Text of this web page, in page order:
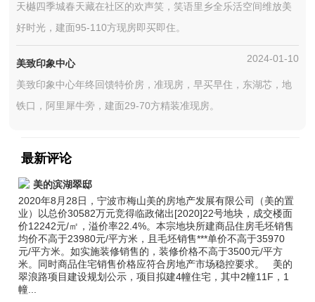
天樾四季城春天藏在社区的欢声笑，笑语里乡全乐活空间维放美
好时光，建面95-110方现房即买即住。
美致印象中心 2024-01-10
美致印象中心年终回馈特价房，准现房，早买早住，东湖芯，地
铁口，阿里犀牛旁，建面29-70方精装准现房。
最新评论
美的滨湖翠邸
2020年8月28日，宁波市梅山美的房地产发展有限公司（美的置
业）以总价30582万元竞得临政储出[2020]22号地块，成交楼面
价12242元/㎡，溢价率22.4%。本宗地块所建商品住房毛坯销售
均价不高于23980元/平方米，且毛坯销售***单价不高于35970
元/平方米。如实施装修销售的，装修价格不高于3500元/平方
米。同时商品住宅销售价格应符合房地产市场稳控要求。 美的
翠浪路项目建设规划公示，项目拟建4幢住宅，其中2幢11F，1
幢...